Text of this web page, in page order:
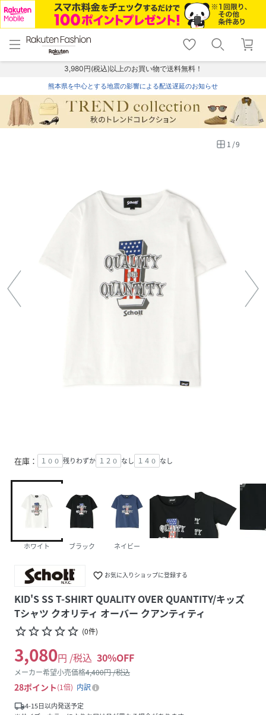
menu home
トップ
shopping_cart lock_outline
ログイン
3,980円(税込)以上のお買い物で送料無料！
熊本県を中心とする地震の影響による配送遅延のお知らせ
1 /9
在庫： １００ 残りわずか １２０ なし １４０ なし
ホワイト ブラック ネイビー
favorite_border お気に入りショップに登録する
KID'S SS T-SHIRT QUALITY OVER QUANTITY/キッズ
Tシャツ クオリティ オーバー クアンティティ
star_borderstar_borderstar_borderstar_borderstar_border (0件)
3,080円 /税込 30%OFF
メーカー希望小売価格4,400円 /税込
28ポイント 1倍
内訳
local_shipping4-15日以内発送予定